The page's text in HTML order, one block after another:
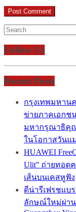
Follow Us
Recent Posts
กรุงเทพมหาน
ข่ายภาคเอกช
มหากรุณาธิคุ
ในโอกาสวันแ
HUAWEI
Ulit” ถ่ายทอดค
เส้นบนเคสหูฟัง
ดีน่ารีเฟรชแบ
ลักษณ์ใหม่ผ่าน